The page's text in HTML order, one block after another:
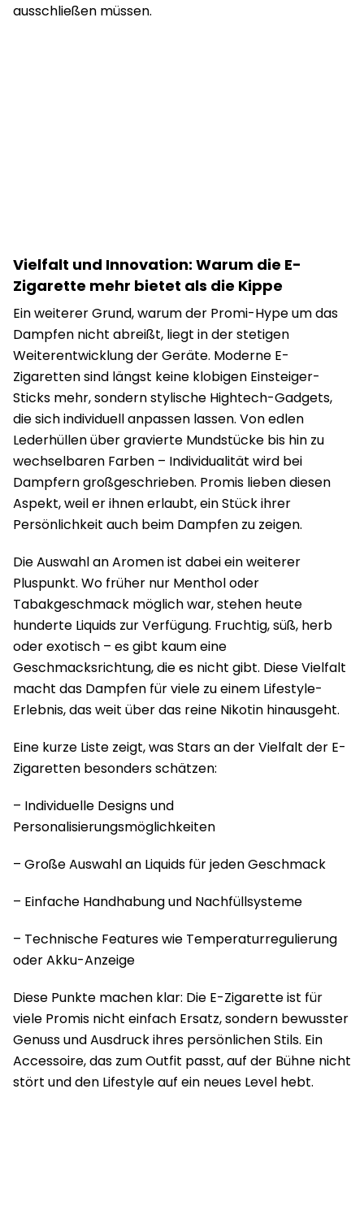
ausschließen müssen.
Vielfalt und Innovation: Warum die E-
Zigarette mehr bietet als die Kippe
Ein weiterer Grund, warum der Promi-Hype um das
Dampfen nicht abreißt, liegt in der stetigen
Weiterentwicklung der Geräte. Moderne E-
Zigaretten sind längst keine klobigen Einsteiger-
Sticks mehr, sondern stylische Hightech-Gadgets,
die sich individuell anpassen lassen. Von edlen
Lederhüllen über gravierte Mundstücke bis hin zu
wechselbaren Farben – Individualität wird bei
Dampfern großgeschrieben. Promis lieben diesen
Aspekt, weil er ihnen erlaubt, ein Stück ihrer
Persönlichkeit auch beim Dampfen zu zeigen.
Die Auswahl an Aromen ist dabei ein weiterer
Pluspunkt. Wo früher nur Menthol oder
Tabakgeschmack möglich war, stehen heute
hunderte Liquids zur Verfügung. Fruchtig, süß, herb
oder exotisch – es gibt kaum eine
Geschmacksrichtung, die es nicht gibt. Diese Vielfalt
macht das Dampfen für viele zu einem Lifestyle-
Erlebnis, das weit über das reine Nikotin hinausgeht.
Eine kurze Liste zeigt, was Stars an der Vielfalt der E-
Zigaretten besonders schätzen:
– Individuelle Designs und
Personalisierungsmöglichkeiten
– Große Auswahl an Liquids für jeden Geschmack
– Einfache Handhabung und Nachfüllsysteme
– Technische Features wie Temperaturregulierung
oder Akku-Anzeige
Diese Punkte machen klar: Die E-Zigarette ist für
viele Promis nicht einfach Ersatz, sondern bewusster
Genuss und Ausdruck ihres persönlichen Stils. Ein
Accessoire, das zum Outfit passt, auf der Bühne nicht
stört und den Lifestyle auf ein neues Level hebt.